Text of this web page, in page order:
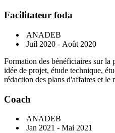
Facilitateur foda
ANADEB
Juil 2020 - Août 2020
Formation des bénéficiaires sur la
idée de projet, étude technique,
rédaction des plans d'affaires et le
Coach
ANADEB
Jan 2021 - Mai 2021